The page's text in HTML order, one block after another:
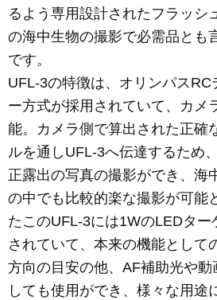
るよう専用設計されたフラッシ
の海中生物の撮影で必需品とも
です。
UFL-3の特徴は、オリンパスRC
ー方式が採用されていて、カメ
能。カメラ側で算出された正確
ルを通しUFL-3へ伝達するため
正露出の写真の撮影ができ、海
の中でも比較的楽な撮影が可能
たこのUFL-3には1WのLEDタ
されていて、本来の機能として
方向の目安の他、AF補助光や動
しても使用ができ、様々な用途